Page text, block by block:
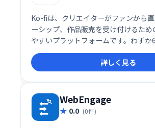
Ko-fiは、クリエイターがファンから
ーシップ、作品販売を受け付けるた
やすいプラットフォームです。わずか
了。無料ショップ機能やメンバーシ
能などを活用して、安定した収入源を
クリエイター活動を支援し、ファン
るための最適なツールです。
詳しく見る
WebEngage
0.0 (0件)